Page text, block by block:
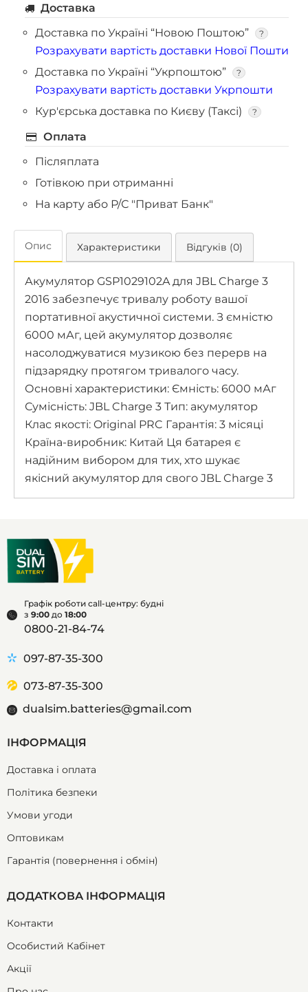
Доставка
Доставка по Україні “Новою Поштою”
?
Розрахувати вартість доставки Нової Пошти
Доставка по Україні “Укрпоштою”
?
Розрахувати вартість доставки Укрпошти
Кур'єрська доставка по Києву (Таксі)
?
Оплата
Післяплата
Готівкою при отриманні
На карту або Р/С "Приват Банк"
Опис Характеристики Відгуків (0)
Акумулятор GSP1029102A для JBL Charge 3
2016 забезпечує тривалу роботу вашої
портативної акустичної системи. З ємністю
6000 мАг, цей акумулятор дозволяє
насолоджуватися музикою без перерв на
підзарядку протягом тривалого часу.
Основні характеристики: Ємність: 6000 мАг
Сумісність: JBL Charge 3 Тип: акумулятор
Клас якості: Original PRC Гарантія: 3 місяці
Країна-виробник: Китай Ця батарея є
надійним вибором для тих, хто шукає
якісний акумулятор для свого JBL Charge 3
Графік роботи call-центру: будні
з 9:00 до 18:00
0800-21-84-74
097-87-35-300
073-87-35-300
dualsim.batteries@gmail.com
ІНФОРМАЦІЯ
Доставка і оплата
Політика безпеки
Умови угоди
Оптовикам
Гарантія (повернення і обмін)
ДОДАТКОВА ІНФОРМАЦІЯ
Контакти
Особистий Кабінет
Акції